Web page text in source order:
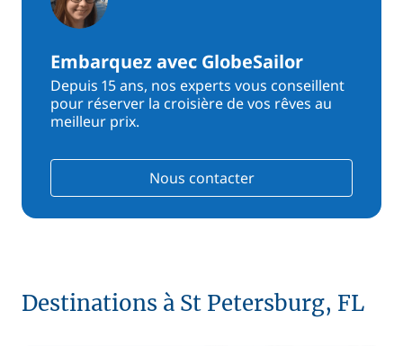
Embarquez avec GlobeSailor
Depuis 15 ans, nos experts vous conseillent
pour réserver la croisière de vos rêves au
meilleur prix.
Nous contacter
Destinations à St Petersburg, FL